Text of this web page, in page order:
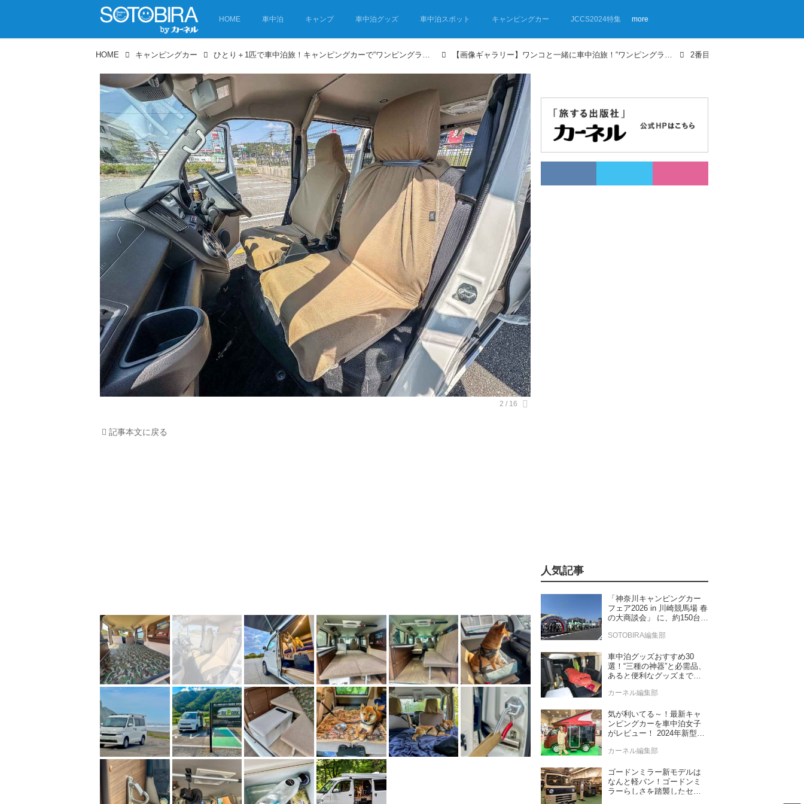
HOME 車中泊 キャンプ 車中泊グッズ 車中泊スポット キャンピングカー JCCS2024特集 more
HOME キャンピングカー ひとり＋1匹で車中泊旅！キャンピングカーで“ワンピングライフ”始めました！① 【画像ギャラリー】ワンコと一緒に車中泊旅！“ワンピングライフ”始めました！① 2番目の画像
記事本文に戻る
人気記事
「神奈川キャンピングカー
フェア2026 in 川崎競馬場 春
の大商談会」 に、約150台の
SOTOBIRA編集部
車中泊グッズおすすめ30
選！“三種の神器”と必需品、
あると便利なグッズまで車
カーネル編集部
気が利いてる～！最新キャ
ンピングカーを車中泊女子
がレビュー！ 2024年新型モ
カーネル編集部
ゴードンミラー新モデルは
なんと軽バン！ゴードンミ
ラーらしさを踏襲したセン